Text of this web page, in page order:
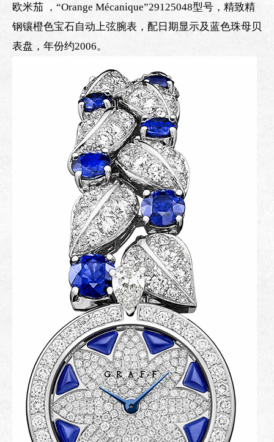
欧米茄 ，“Orange Mécanique”29125048型号，精致精
钢镶橙色宝石自动上弦腕表，配日期显示及蓝色珠母贝
表盘，年份约2006。